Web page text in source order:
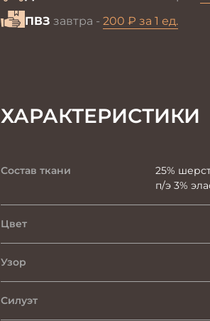
ПВЗ завтра - 200 ₽ за 1 ед.
ХАРАКТЕРИСТИКИ
Состав ткани
25%
п/э 3%
Цвет
Узор
Силуэт